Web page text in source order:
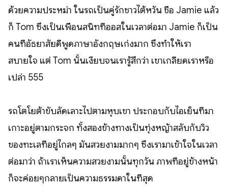
ด้วยความประหม่า ในรถเป็นคู่รักชาวไต้หวัน ชื่อ Jamie แล้ว
ก็ Tom ซึ่งเป็นเพื่อนสนิทที่ออสในเวลาต่อมา Jamie ก็เป็น
คนที่อัธยาสัยดีพูดภาษาอังกฤษเก่งมาก ซึ่งทำให้เรา
สบายใจ แต่ Tom นั้นเงียบจนเรารู้สึกว่า เขาเกลียดเราหรือ
เปล่า 555
รถโตโยต้าขับลัดเลาะไปตามหุบเขา ประกอบกับไอเย็นที่มา
เกาะอยู่ตามกระจก ทั้งสองข้างทางเป็นทุ่งหญ้าสลับกับวิว
ของทะเลที่อยู่ไกลๆ มันสวยงามมากๆ ซึ่งเรามาเข้าใจในเวลา
ต่อมาว่า ถ้าเราเห็นความสวยงามนั้นทุกวัน ภาพที่อยู่ข้างหน้า
ก็จะค่อยๆกลายเป็นความธรรมดาในที่สุด